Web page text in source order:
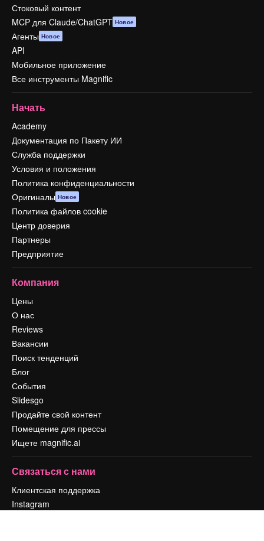
Стоковый контент
MCP для Claude/ChatGPT Новое
Агенты Новое
API
Мобильное приложение
Все инструменты Magnific
Начать
Academy
Документация по Пакету ИИ
Служба поддержки
Условия и положения
Политика конфиденциальности
Оригиналы Новое
Политика файлов cookie
Центр доверия
Партнеры
Предприятие
Компания
Цены
О нас
Reviews
Вакансии
Поиск тенденций
Блог
События
Slidesgo
Продайте свой контент
Помещение для прессы
Ищете magnific.ai
Связаться с нами
Клиентская поддержка
Instagram